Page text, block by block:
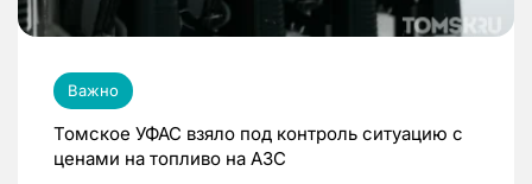
Важно
Томское УФАС взяло под контроль ситуацию с
ценами на топливо на АЗС